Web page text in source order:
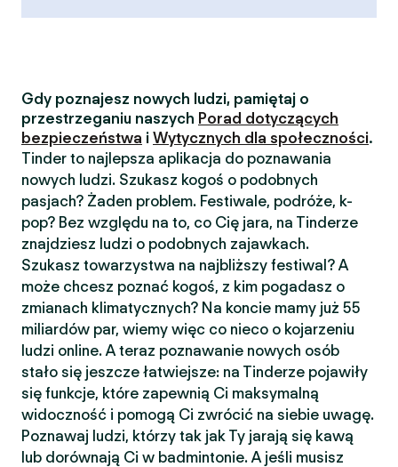
Gdy poznajesz nowych ludzi, pamiętaj o
przestrzeganiu naszych Porad dotyczących
bezpieczeństwa i Wytycznych dla społeczności.
Tinder to najlepsza aplikacja do poznawania
nowych ludzi. Szukasz kogoś o podobnych
pasjach? Żaden problem. Festiwale, podróże, k-
pop? Bez względu na to, co Cię jara, na Tinderze
znajdziesz ludzi o podobnych zajawkach.
Szukasz towarzystwa na najbliższy festiwal? A
może chcesz poznać kogoś, z kim pogadasz o
zmianach klimatycznych? Na koncie mamy już 55
miliardów par, wiemy więc co nieco o kojarzeniu
ludzi online. A teraz poznawanie nowych osób
stało się jeszcze łatwiejsze: na Tinderze pojawiły
się funkcje, które zapewnią Ci maksymalną
widoczność i pomogą Ci zwrócić na siebie uwagę.
Poznawaj ludzi, którzy tak jak Ty jarają się kawą
lub dorównają Ci w badmintonie. A jeśli musisz